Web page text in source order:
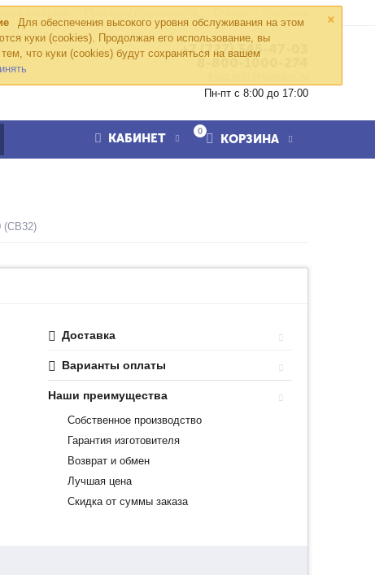
×
Для обеспечения высокого уровня обслуживания на этом
куки (cookies). Продолжая его использование, вы
что куки (cookies) будут сохраняться на вашем
+7 (727) 345-47-03
Пн-пт с 8:00 до 17:00
0
КОРЗИНА
КАБИНЕТ
(СВ32)
Доставка
Варианты оплаты
Наши преимущества
Собственное производство
Гарантия изготовителя
Возврат и обмен
Лучшая цена
Скидка от суммы заказа